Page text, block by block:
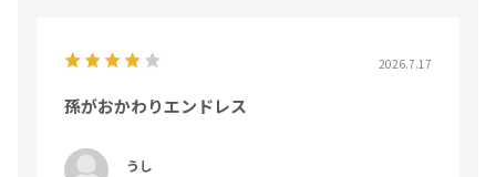
2026.7.17
孫がおかわりエンドレス
うし